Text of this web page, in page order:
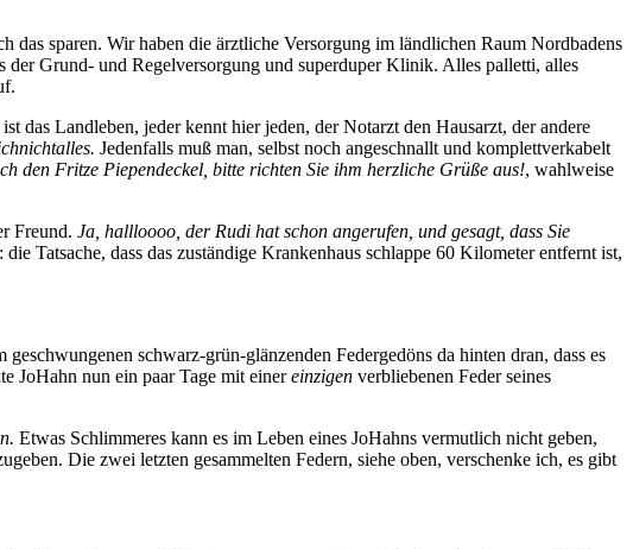
das sparen. Wir haben die ärztliche Versorgung im ländlichen Raum Nordbadens
der Grund- und Regelversorgung und superduper Klinik. Alles palletti, alles
das Landleben, jeder kennt hier jeden, der Notarzt den Hausarzt, der andere
Jedenfalls muß man, selbst noch angeschnallt und komplettverkabelt
den Fritze Piependeckel, bitte richten Sie ihm herzliche Grüße aus!, wahlweise
Freund. Ja, hallloooo, der Rudi hat schon angerufen, und gesagt, dass Sie
: die Tatsache, dass das zuständige Krankenhaus schlappe 60 Kilometer entfernt ist,
schwarz-grün-glänzenden Federgedöns da hinten dran, dass es
JoHahn nun ein paar Tage mit einereinzigen verbliebenen Feder seines
Etwas Schlimmeres kann es im Leben eines JoHahns vermutlich nicht geben,
Die zwei letzten gesammelten Federn, siehe oben, verschenke ich, es gibt